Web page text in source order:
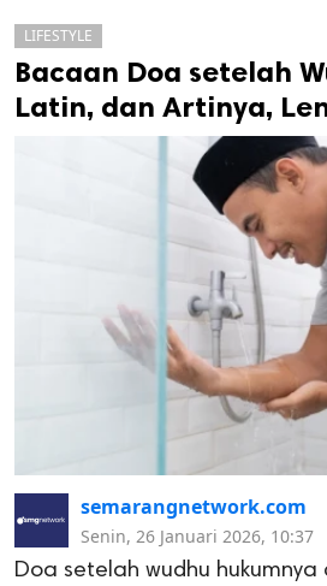
LIFESTYLE
Bacaan Doa setelah
Latin, dan Artinya,
semarangnetwork.com
Senin, 26 Januari 2026, 10:37
Doa setelah wudhu hukumnya